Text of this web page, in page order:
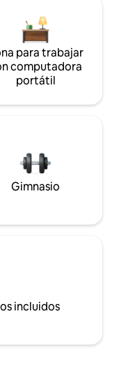
para trabajar
computadora
portátil
Gimnasio
incluidos